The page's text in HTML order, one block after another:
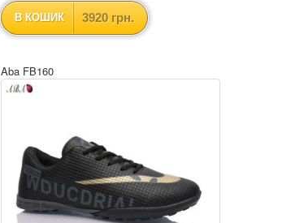
В КОШИК 3920 грн.
Aba FB160